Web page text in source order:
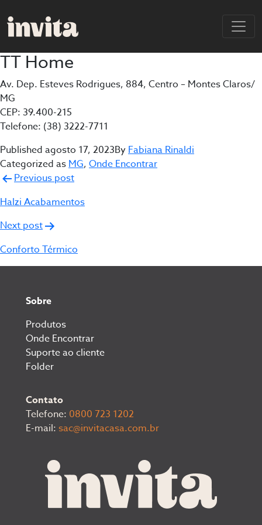
TT Home
Av. Dep. Esteves Rodrigues, 884, Centro – Montes Claros/
MG
CEP: 39.400-215
Telefone: (38) 3222-7711
Published agosto 17, 2023ByFabiana Rinaldi
Categorized asMG, Onde Encontrar
Navegação
de
Previous post
Halzi Acabamentos
Next post
Conforto Térmico
Sobre
Produtos
Onde Encontrar
Suporte ao cliente
Folder
Contato
Telefone: 0800 723 1202
E-mail: sac@invitacasa.com.br